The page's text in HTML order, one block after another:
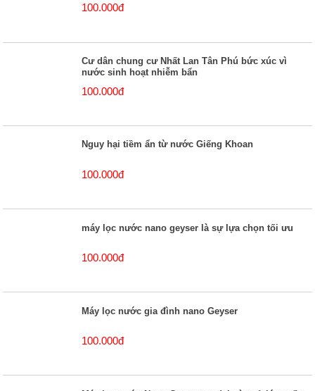
100.000đ
Cư dân chung cư Nhất Lan Tân Phú bức xúc vì
nước sinh hoạt nhiễm bẩn
100.000đ
Nguy hại tiềm ẩn từ nước Giếng Khoan
100.000đ
máy lọc nước nano geyser là sự lựa chọn tối ưu
100.000đ
Máy lọc nước gia đình nano Geyser
100.000đ